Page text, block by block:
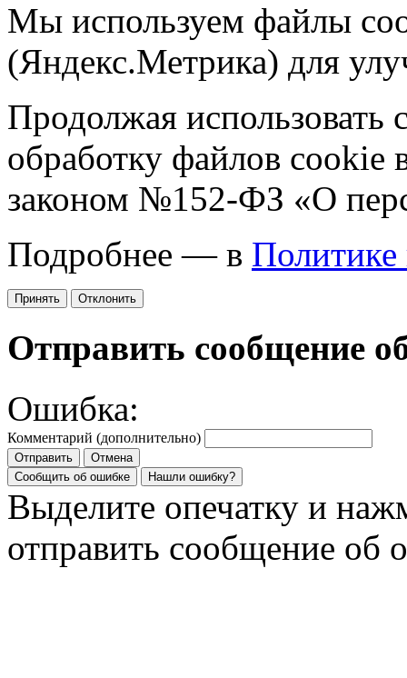
Мы используем файлы
(Яндекс.Метрика) для
Продолжая использовать
обработку файлов cookie
законом №152-ФЗ «О
Подробнее — в Политике
Принять Отклонить
Отправить сообщение
Ошибка:
Комментарий (дополнительно)
Отправить
Отмена
Сообщить об ошибке
Нашли ошибку?
Выделите опечатку и
отправить сообщение об